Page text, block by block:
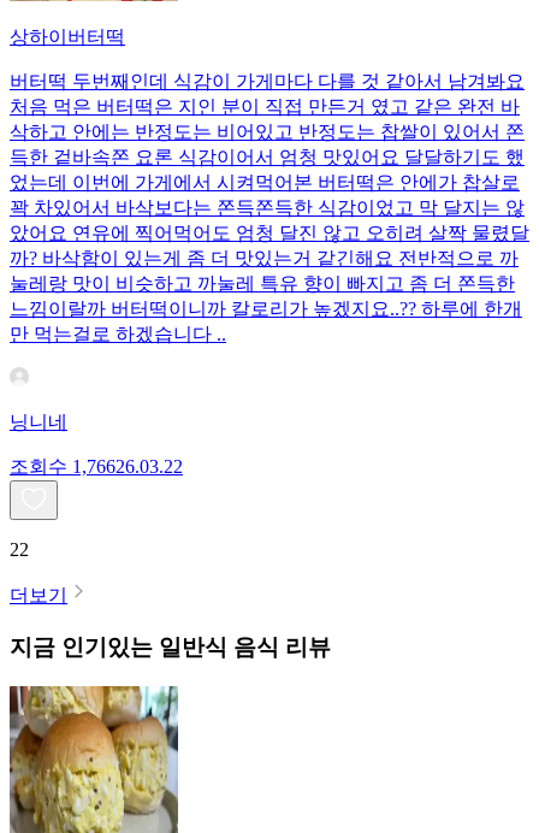
상하이버터떡
버터떡 두번째인데 식감이 가게마다 다를 것 같아서 남겨봐요
처음 먹은 버터떡은 지인 분이 직접 만든거 였고 같은 완전 바
삭하고 안에는 반정도는 비어있고 반정도는 찹쌀이 있어서 쫀
득한 겉바속쫀 요론 식감이어서 엄청 맛있어요 달달하기도 했
었는데 이번에 가게에서 시켜먹어본 버터떡은 안에가 찹살로
꽉 차있어서 바삭보다는 쫀득쫀득한 식감이었고 막 달지는 않
았어요 연유에 찍어먹어도 엄청 달진 않고 오히려 살짝 물렸달
까? 바삭함이 있는게 좀 더 맛있는거 같긴해요 전반적으로 까
눌레랑 맛이 비슷하고 까눌레 특유 향이 빠지고 좀 더 쫀득한
느낌이랄까 버터떡이니까 칼로리가 높겠지요..?? 하루에 한개
만 먹는걸로 하겠습니다 ..
닝니네
조회수 1,76626.03.22
22
더보기
지금 인기있는 일반식 음식 리뷰